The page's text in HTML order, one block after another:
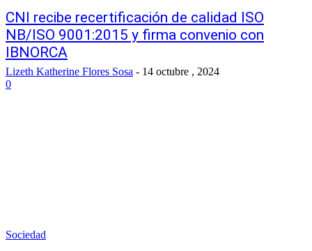
CNI recibe recertificación de calidad ISO
NB/ISO 9001:2015 y firma convenio con
IBNORCA
Lizeth Katherine Flores Sosa - 14 octubre , 2024
0
Sociedad